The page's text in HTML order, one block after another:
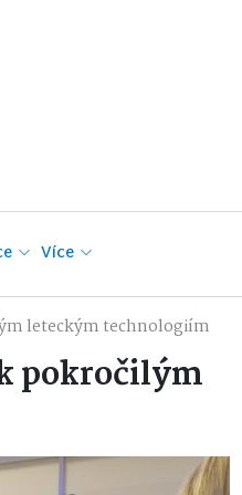
Více
leteckým technologiím
pokročilým